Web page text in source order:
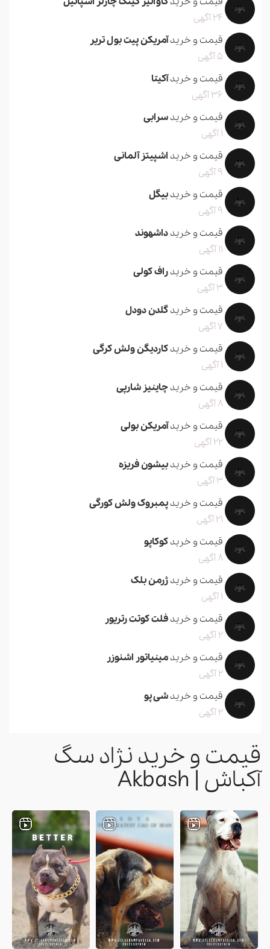
24 آگهی
قیمت و خریدآمریکن پیت بول تریر
5 آگهی
قیمت و خریدآکیتا
36 آگهی
قیمت و خریدسرابی
1 آگهی
قیمت و خرید اشپیتز آلمانی
9 آگهی
قیمت و خریدبیگل
9 آگهی
قیمت و خریدداشهوند
11 آگهی
قیمت و خریدراف کولی
3 آگهی
قیمت و خریدگلدن دودل
7 آگهی
قیمت و خریدکاردیگن ولش کرگی
1 آگهی
قیمت و خریدچاینیز شارپی
8 آگهی
قیمت و خریدآمریکن بولی
22 آگهی
قیمت و خریدبیشون فریزه
3 آگهی
قیمت و خریدپمبروک ولش کورگی
21 آگهی
قیمت و خریدکوکاپو
8 آگهی
قیمت و خریدژرمن بلک
1 آگهی
قیمت و خریدفلت کوتت رتریور
2 آگهی
قیمت و خریدمینیاتور اشنوزر
2 آگهی
قیمت و خریدشی پو
2 آگهی
قیمت و خرید نژاد سگ
آکباش | Akbash